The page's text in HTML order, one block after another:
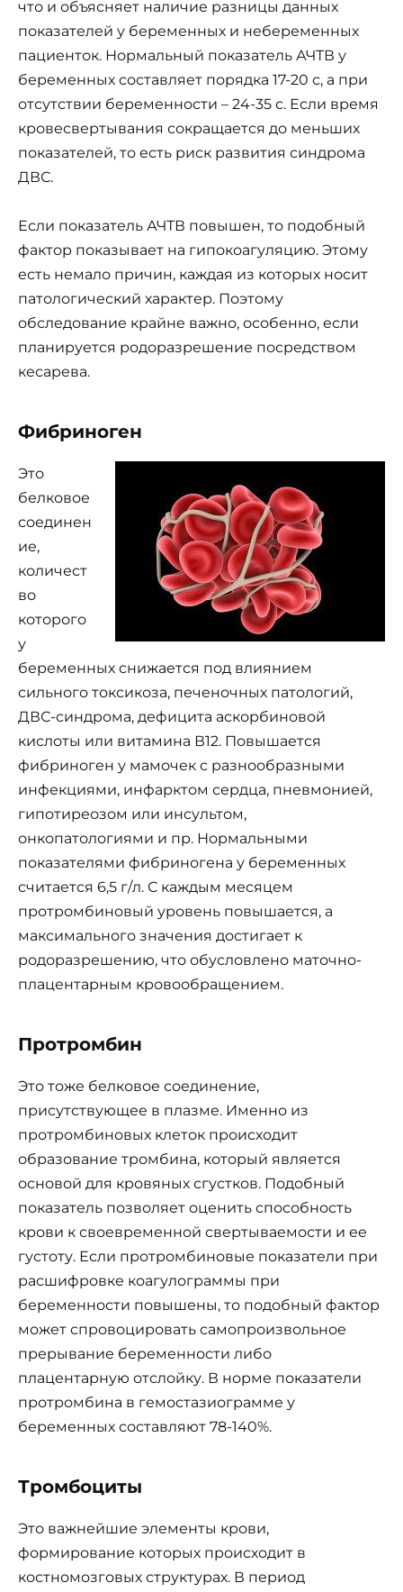
что и объясняет наличие разницы данных
показателей у беременных и небеременных
пациенток. Нормальный показатель АЧТВ у
беременных составляет порядка 17-20 с, а при
отсутствии беременности – 24-35 с. Если время
кровесвертывания сокращается до меньших
показателей, то есть риск развития синдрома
ДВС.
Если показатель АЧТВ повышен, то подобный
фактор показывает на гипокоагуляцию. Этому
есть немало причин, каждая из которых носит
патологический характер. Поэтому
обследование крайне важно, особенно, если
планируется родоразрешение посредством
кесарева.
Фибриноген
Это
белковое
соединен
ие,
количест
во
которого
у
беременных снижается под влиянием
сильного токсикоза, печеночных патологий,
ДВС-синдрома, дефицита аскорбиновой
кислоты или витамина В12. Повышается
фибриноген у мамочек с разнообразными
инфекциями, инфарктом сердца, пневмонией,
гипотиреозом или инсультом,
онкопатологиями и пр. Нормальными
показателями фибриногена у беременных
считается 6,5 г/л. С каждым месяцем
протромбиновый уровень повышается, а
максимального значения достигает к
родоразрешению, что обусловлено маточно-
плацентарным кровообращением.
Протромбин
Это тоже белковое соединение,
присутствующее в плазме. Именно из
протромбиновых клеток происходит
образование тромбина, который является
основой для кровяных сгустков. Подобный
показатель позволяет оценить способность
крови к своевременной свертываемости и ее
густоту. Если протромбиновые показатели при
расшифровке коагулограммы при
беременности повышены, то подобный фактор
может спровоцировать самопроизвольное
прерывание беременности либо
плацентарную отслойку. В норме показатели
протромбина в гемостазиограмме у
беременных составляют 78-140%.
Тромбоциты
Это важнейшие элементы крови,
формирование которых происходит в
костномозговых структурах. В период